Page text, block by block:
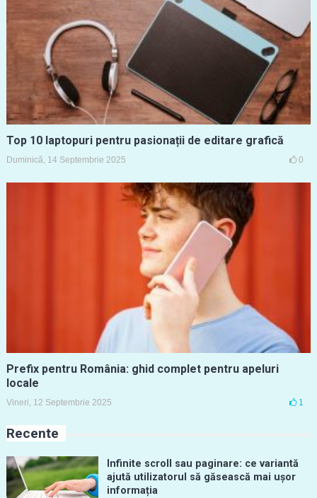
Top 10 laptopuri pentru pasionații de editare grafică
Duminică, 14 Septembrie 2025 0
Prefix pentru România: ghid complet pentru apeluri
locale
Vineri, 12 Septembrie 2025 1
Recente
Infinite scroll sau paginare: ce variantă
ajută utilizatorul să găsească mai ușor
informația